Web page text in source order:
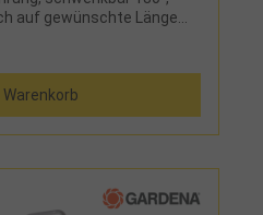
auf gewünschte Länge
Gebrauch wird durch
gleichmäßig und
(1/2") Länge 25 m,
1", Schlauchstück 1/2",
Wandhalterung und
Warenkorb